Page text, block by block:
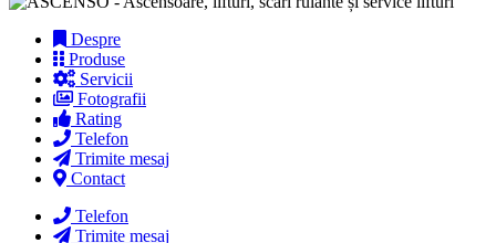
Despre
Produse
Servicii
Fotografii
Rating
Telefon
Trimite mesaj
Contact
Telefon
Trimite mesaj